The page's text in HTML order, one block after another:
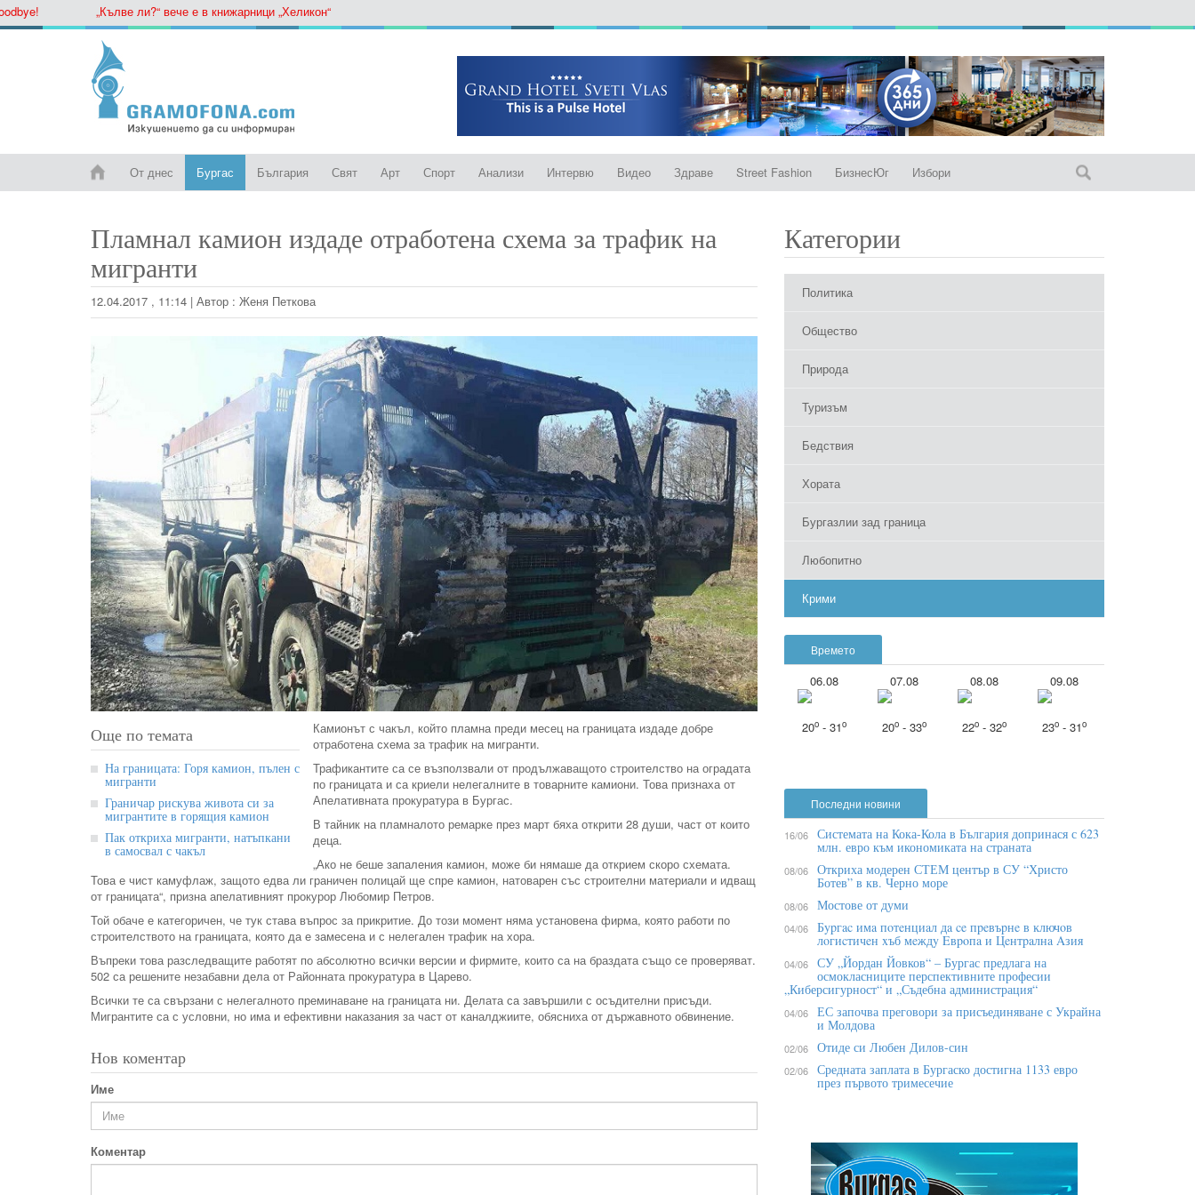
„Кълве ли?“ вече е в книжарници „Хеликон“
От днес Бургас България Свят Арт Спорт Анализи Интервю Видео Здраве Street Fashion БизнесЮг Избори
Пламнал камион издаде отработена схема за трафик на
мигранти
12.04.2017 , 11:14 | Автор : Женя Петкова
Още по темата
На границата: Горя камион, пълен с
мигранти
Граничар рискува живота си за
мигрантите в горящия камион
Пак откриха мигранти, натъпкани
в самосвал с чакъл
Камионът с чакъл, който пламна преди месец на границата издаде добре
отработена схема за трафик на мигранти.
Трафикантите са се възползвали от продължаващото строителство на оградата
по границата и са криели нелегалните в товарните камиони. Това признаха от
Апелативната прокуратура в Бургас.
В тайник на пламналото ремарке през март бяха открити 28 души, част от които
деца.
„Ако не беше запаления камион, може би нямаше да открием скоро схемата.
Това е чист камуфлаж, защото едва ли граничен полицай ще спре камион, натоварен със строителни материали и идващ
от границата“, призна апелативният прокурор Любомир Петров.
Той обаче е категоричен, че тук става въпрос за прикритие. До този момент няма установена фирма, която работи по
строителството на границата, която да е замесена и с нелегален трафик на хора.
Въпреки това разследващите работят по абсолютно всички версии и фирмите, които са на браздата също се проверяват.
502 са решените незабавни дела от Районната прокуратура в Царево.
Всички те са свързани с нелегалното преминаване на границата ни. Делата са завършили с осъдителни присъди.
Мигрантите са с условни, но има и ефективни наказания за част от каналджиите, обясниха от държавното обвинение.
Нов коментар
Име
Коментар
Категории
Политика
Общество
Природа
Туризъм
Бедствия
Хората
Бургазлии зад граница
Любопитно
Крими
Времето
06.08
20o - 31o
07.08
20o - 33o
08.08
22o - 32o
09.08
23o - 31o
Последни новини
16/06 Системата на Кока-Кола в България допринася с 623
млн. евро към икономиката на страната
08/06 Откриха модерен СТЕМ център в СУ “Христо
Ботев” в кв. Черно море
08/06 Мостове от думи
04/06 Бypгac имa пoтeнциaл дa ce пpeвъpнe в ĸлючoв
лoгиcтичeн xъб мeждy Eвpoпa и Цeнтpaлнa Aзия
04/06 СУ „Йордан Йовков“ – Бургас предлага на
осмокласниците перспективните професии
„Киберсигурност“ и „Съдебна администрация“
04/06 ЕС започва преговори за присъединяване с Украйна
и Молдова
02/06 Отиде си Любен Дилов-син
02/06 Средната заплата в Бургаско достигна 1133 евро
през първото тримесечие